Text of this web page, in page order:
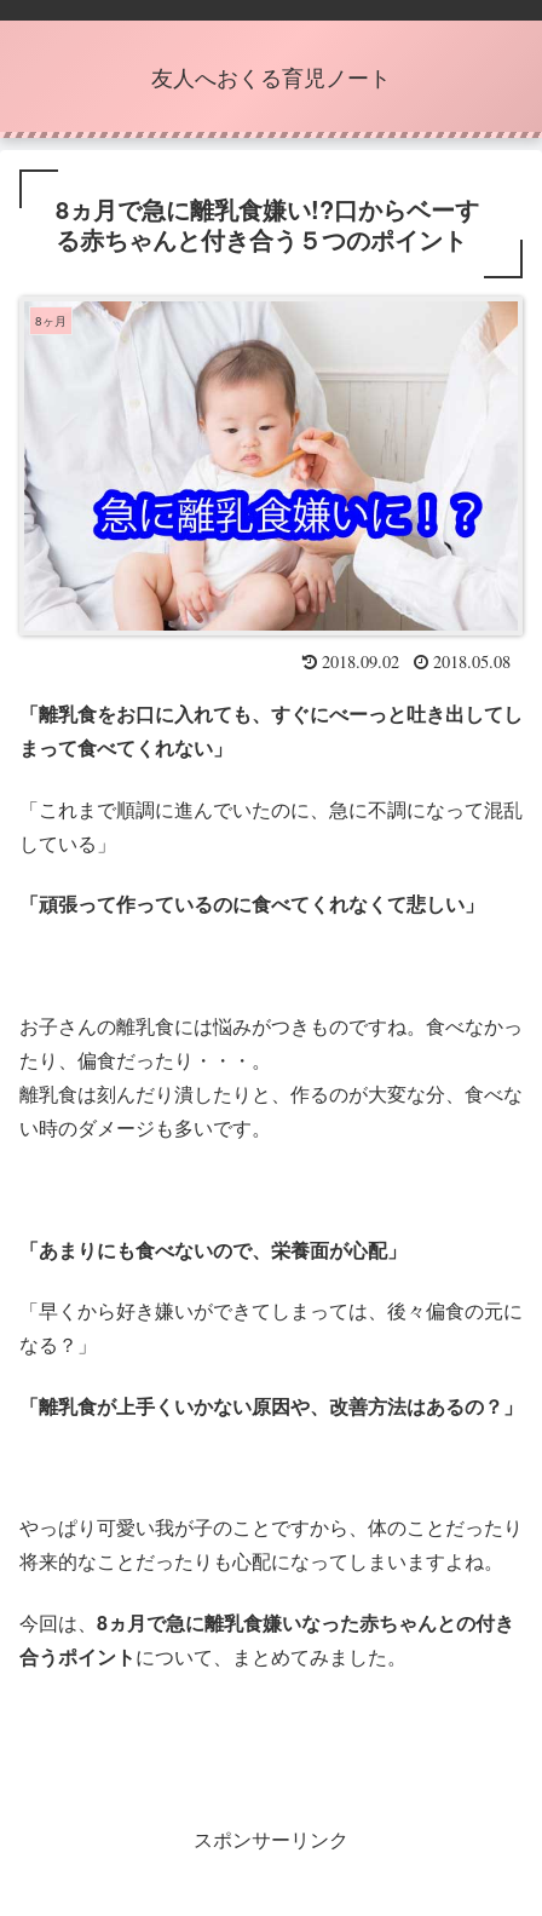
友人へおくる育児ノート
8ヵ月で急に離乳食嫌い!?口からベーす
る赤ちゃんと付き合う５つのポイント
8ヶ月
2018.09.02 2018.05.08
「離乳食をお口に入れても、すぐにべーっと吐き出してし
まって食べてくれない」
「これまで順調に進んでいたのに、急に不調になって混乱
している」
「頑張って作っているのに食べてくれなくて悲しい」
お子さんの離乳食には悩みがつきものですね。食べなかっ
たり、偏食だったり・・・。
離乳食は刻んだり潰したりと、作るのが大変な分、食べな
い時のダメージも多いです。
「あまりにも食べないので、栄養面が心配」
「早くから好き嫌いができてしまっては、後々偏食の元に
なる？」
「離乳食が上手くいかない原因や、改善方法はあるの？」
やっぱり可愛い我が子のことですから、体のことだったり
将来的なことだったりも心配になってしまいますよね。
今回は、 8ヵ月で急に離乳食嫌いなった赤ちゃんとの付き
合うポイントについて、まとめてみました。
スポンサーリンク